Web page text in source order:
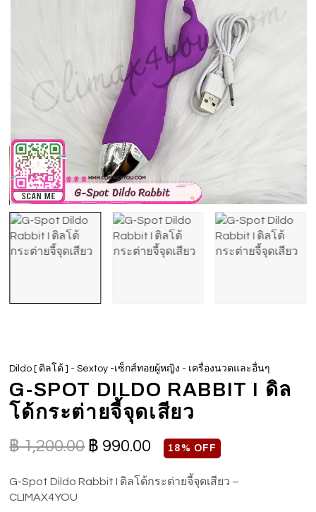
Dildo [ ดิลโด้ ] -Sextoy -เซ็กส์ทอยผู้หญิง - เครื่องนวดและอื่นๆ
G-SPOT DILDO RABBIT I ดิล
โด้กระต่ายจี้จุดเสียว
฿1,200.00 ฿ 990.00 18% OFF
G-Spot Dildo Rabbit I ดิลโด้กระต่ายจี้จุดเสียว –
CLIMAX4YOU